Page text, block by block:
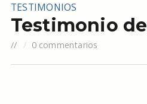
TESTIMONIOS
Testimonio de
// 0 commentarios